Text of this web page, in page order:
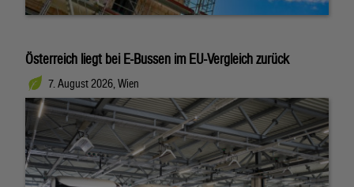
Österreich liegt bei E-Bussen im EU-Vergleich zurück
7. August 2026, Wien